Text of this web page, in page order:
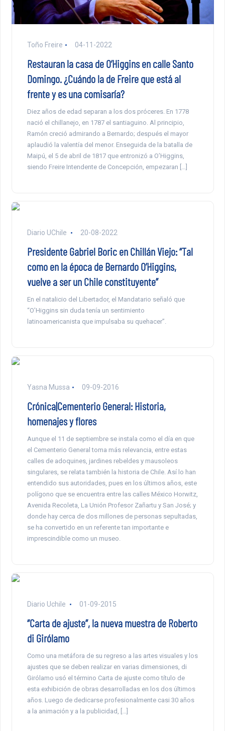
Toño Freire 04-11-2022
Restauran la casa de O’Higgins en calle Santo
Domingo. ¿Cuándo la de Freire que está al
frente y es una comisaría?
Diez años de edad separan a los dos próceres. En 1778
nació el chillanejo, en 1787 el santiaguino. Al principio,
Ramón creció admirando a Bernardo; después el mayor
aplaudió la valentía del menor. Enseguida de la batalla de
Maipú, el 5 de abril de 1817 que entronizó a O’Higgins,
siendo Freire Intendente de Concepción, empezaran […]
Diario UChile 20-08-2022
Presidente Gabriel Boric en Chillán Viejo: “Tal
como en la época de Bernardo O’Higgins,
vuelve a ser un Chile constituyente”
En el natalicio del Libertador, el Mandatario señaló que
“O’Higgins sin duda tenía un sentimiento
latinoamericanista que impulsaba su quehacer”.
Yasna Mussa 09-09-2016
Crónica|Cementerio General: Historia,
homenajes y flores
Aunque el 11 de septiembre se instala como el día en que
el Cementerio General toma más relevancia, entre estas
calles de adoquines, jardines rebeldes y mausoleos
singulares, se relata también la historia de Chile. Así lo han
entendido sus autoridades, pues en los últimos años, este
polígono que se encuentra entre las calles México Horwitz,
Avenida Recoleta, La Unión Profesor Zañartu y San José; y
donde hay cerca de dos millones de personas sepultadas,
se ha convertido en un referente tan importante e
imprescindible como un museo.
Diario Uchile 01-09-2015
“Carta de ajuste”, la nueva muestra de Roberto
di Girólamo
Como una metáfora de su regreso a las artes visuales y los
ajustes que se deben realizar en varias dimensiones, di
Girólamo usó el término Carta de ajuste como título de
esta exhibición de obras desarrolladas en los dos últimos
años. Luego de dedicarse profesionalmente casi 30 años
a la animación y a la publicidad, […]